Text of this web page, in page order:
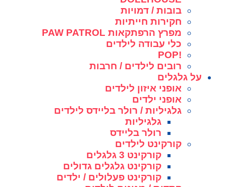
בובות / דמויות
חקירות חייתיות
מפרץ הרפתקאות PAW PATROL
כלי עבודה לילדים
!POP
רובים לילדים / חרבות
על גלגלים
אופני איזון לילדים
אופני ילדים
גלגיליות / רולר בליידס לילדים
גלגיליות
רולר בליידס
קורקינט לילדים
קורקינט 3 גלגלים
קורקינט גלגלים גדולים
קורקינט פעלולים / ילדים